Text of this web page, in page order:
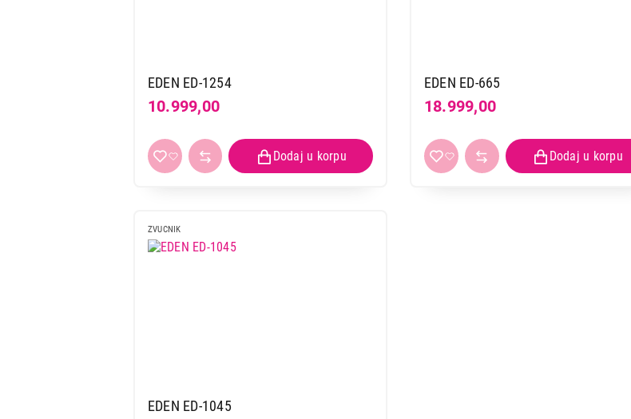
EDEN ED-1254
10.999,00
EDEN ED-665
18.999,00
ZVUCNIK
EDEN ED-1045